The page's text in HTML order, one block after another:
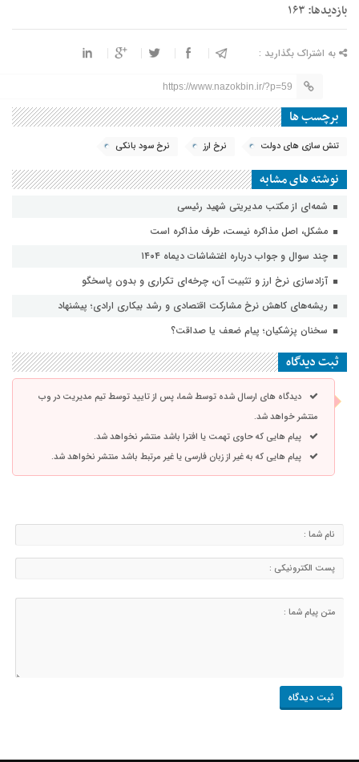
بازدیدها: ۱۶۳
به اشتراک بگذارید :
https://www.nazokbin.ir/?p=59
برچسب ها
تنش سازی های دولت نرخ ارز نرخ سود بانکی
نوشته های مشابه
شمه‌ای از مکتب مدیریتی شهید رئیسی
مشکل، اصل مذاکره نیست، طرف مذاکره است
چند سوال و جواب درباره اغتشاشات دیماه ۱۴۰۴
آزادسازی نرخ ارز و تثبیت آن، چرخه‌ای تکراری و بدون پاسخگو
ریشه‌های کاهش نرخ مشارکت اقتصادی و رشد بیکاری ارادی؛ پیشنهاد
سخنان پزشکیان؛ پیام ضعف یا صداقت؟
ثبت دیدگاه
دیدگاه های ارسال شده توسط شما، پس از تایید توسط تیم مدیریت در وب
منتشر خواهد شد.
پیام هایی که حاوی تهمت یا افترا باشد منتشر نخواهد شد.
پیام هایی که به غیر از زبان فارسی یا غیر مرتبط باشد منتشر نخواهد شد.